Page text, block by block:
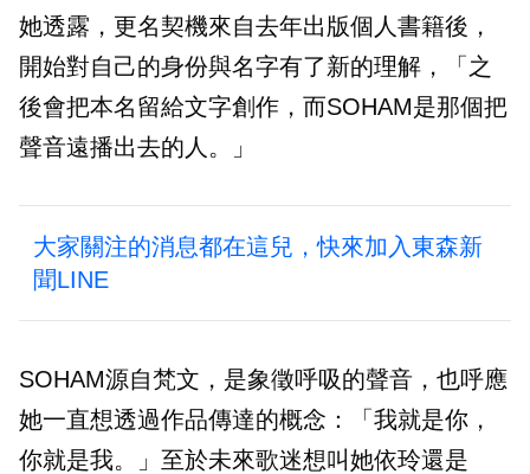
她透露，更名契機來自去年出版個人書籍後，
開始對自己的身份與名字有了新的理解，「之
後會把本名留給文字創作，而SOHAM是那個把
聲音遠播出去的人。」
大家關注的消息都在這兒，快來加入東森新
聞LINE
SOHAM源自梵文，是象徵呼吸的聲音，也呼應
她一直想透過作品傳達的概念：「我就是你，
你就是我。」至於未來歌迷想叫她依玲還是